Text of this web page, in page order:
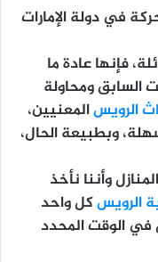
في دولة الإمارات
فإنها عادة ما
الرويسالمعنيين،
وبطبيعة الحال،
وأننا نأخذ
الرويسكل واحد